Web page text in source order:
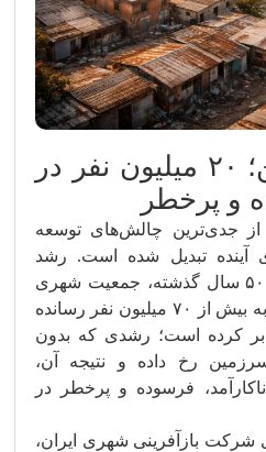
زنگ خطر مسکن؛ ۲۰ میلیون نفر در
و پرخطر
از جدی‌ترین چالش‌های توسعه
آینده تبدیل شده است. رشد
شتاب‌زده شهرنشینی طی ۵۰ سال گذشته، جمعیت شهری
کشور را از ۱۷ میلیون نفر به بیش از ۷۰ میلیون نفر رسانده
کرده است؛ رشدی که بدون
رخ داده و نتیجه آن،
فرسوده و پرخطر در
شرکت بازآفرینی شهری ایران،